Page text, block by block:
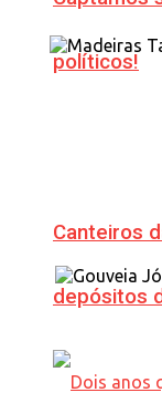
políticos!
Canteiros
depósitos